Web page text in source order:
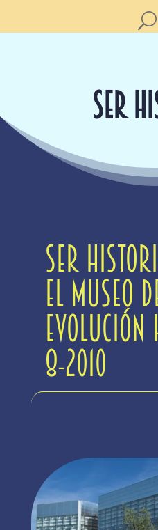
SER
SER
El Museo
Evolución
8-2010